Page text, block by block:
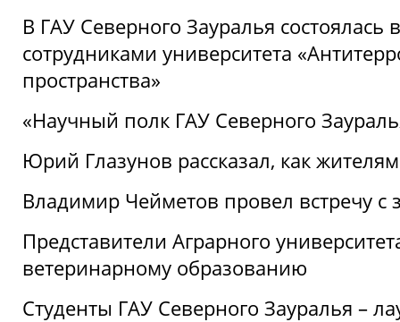
В ГАУ Северного Зауралья состоялась
сотрудниками университета
пространства»
«Научный полк ГАУ Северного
Юрий Глазунов рассказал, как
Владимир Чейметов провел встречу
Представители Аграрного
ветеринарному образованию
Студенты ГАУ Северного Зауралья –